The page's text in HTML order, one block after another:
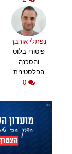
נפתלי אורבך
פיטורי בלוט
והסכנה
הפלסטינית
0